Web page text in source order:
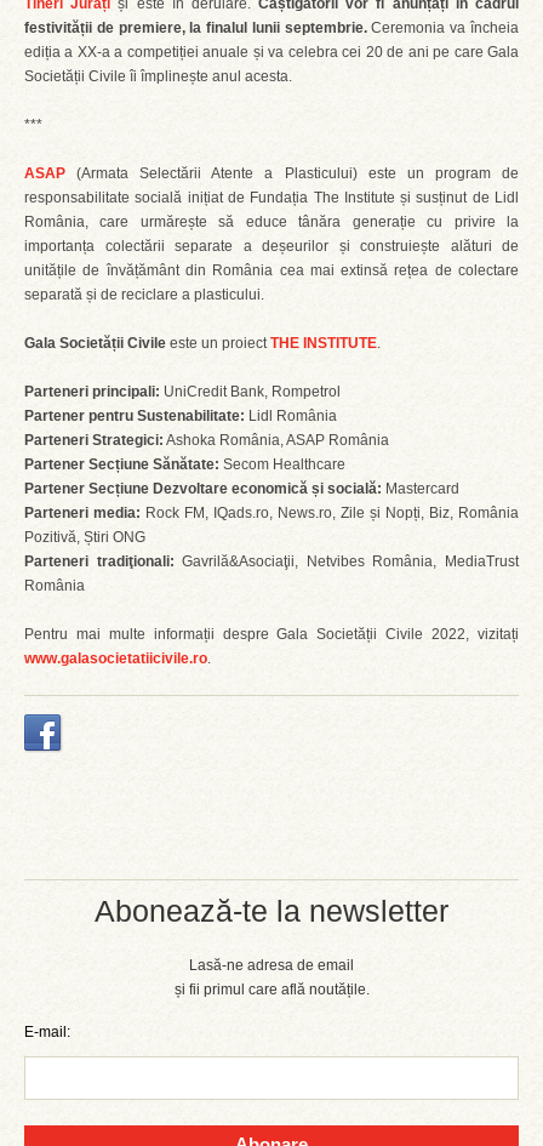
Abonează-te la newsletter
Lasă-ne adresa de email
și fii primul care află noutățile.
E-mail:
Tineri Jurați și este în derulare.Câștigătorii vor fi anunțați în cadrul
festivității de premiere, la finalul lunii septembrie.Ceremonia va încheia
ediția a XX-a a competiției anuale și va celebra cei 20 de ani pe care Gala
Societății Civile îi împlinește anul acesta.
***
ASAP
(Armata Selectării Atente a Plasticului) este un program de
responsabilitate socială inițiat de Fundația The Institute și susținut de Lidl
România, care urmărește să educe tânăra generație cu privire la
importanța colectării separate a deșeurilor și construiește alături de
unitățile de învățământ din România cea mai extinsă rețea de colectare
separată și de reciclare a plasticului.
Gala Societății Civile este un proiectTHE INSTITUTE.
Parteneri principali: UniCredit Bank, Rompetrol
Partener pentru Sustenabilitate: Lidl România
Parteneri Strategici: Ashoka România, ASAP România
Partener Secțiune Sănătate: Secom Healthcare
Partener Secțiune Dezvoltare economică și socială: Mastercard
Parteneri media: Rock FM, IQads.ro, News.ro, Zile și Nopți, Biz, România
Pozitivă, Știri ONG
Parteneri tradiţionali: Gavrilă&Asociaţii, Netvibes România, MediaTrust
România
Pentru mai multe informații despre Gala Societății Civile 2022, vizitați
www.galasocietatiicivile.ro.